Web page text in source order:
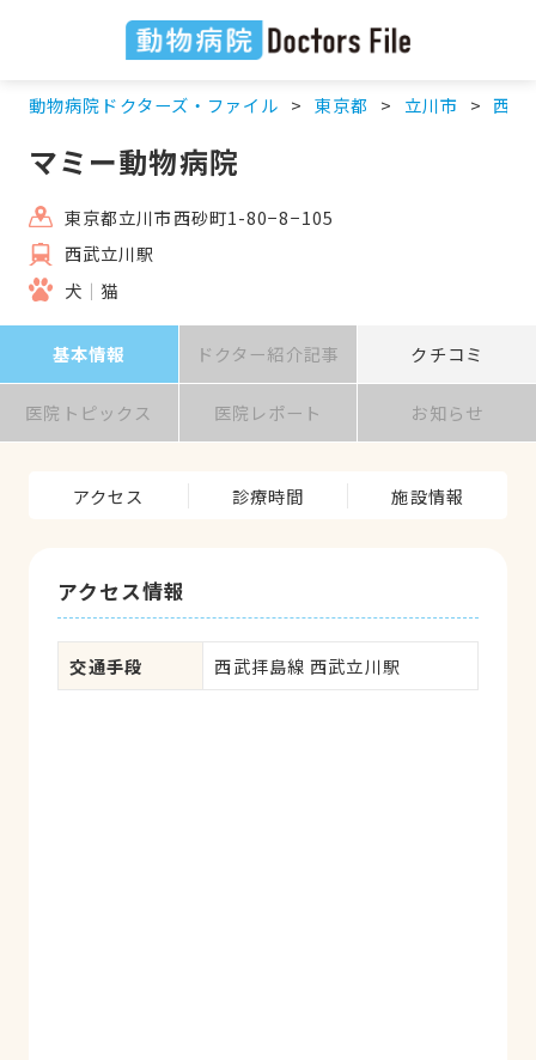
動物病院ドクターズ・ファイル 東京都 立川市 西武
マミー動物病院
東京都立川市西砂町1-80−8−105
西武立川駅
犬
猫
基本情報 ドクター紹介記事 クチコミ
医院トピックス 医院レポート お知らせ
アクセス 診療時間 施設情報
アクセス情報
交通手段 西武拝島線 西武立川駅